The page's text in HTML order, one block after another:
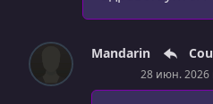
Mandarin
28 июн. 2026